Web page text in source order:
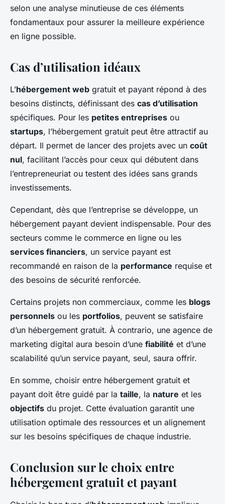
selon une analyse minutieuse de ces éléments
fondamentaux pour assurer la meilleure expérience
en ligne possible.
Cas d’utilisation idéaux
L’hébergement web gratuit et payant répond à des
besoins distincts, définissant des cas d’utilisation
spécifiques. Pour les petites entreprises ou
startups, l’hébergement gratuit peut être attractif au
départ. Il permet de lancer des projets avec un coût
nul, facilitant l’accès pour ceux qui débutent dans
l’entrepreneuriat ou testent des idées sans grands
investissements.
Cependant, dès que l’entreprise se développe, un
hébergement payant devient indispensable. Pour des
secteurs comme le commerce en ligne ou les
services financiers, un service payant est
recommandé en raison de la performance requise et
des besoins de sécurité renforcée.
Certains projets non commerciaux, comme les blogs
personnels ou les portfolios, peuvent se satisfaire
d’un hébergement gratuit. À contrario, une agence de
marketing digital aura besoin d’une fiabilité et d’une
scalabilité qu’un service payant, seul, saura offrir.
En somme, choisir entre hébergement gratuit et
payant doit être guidé par la taille, la nature et les
objectifs du projet. Cette évaluation garantit une
utilisation optimale des ressources et un alignement
sur les besoins spécifiques de chaque industrie.
Conclusion sur le choix entre
hébergement gratuit et payant